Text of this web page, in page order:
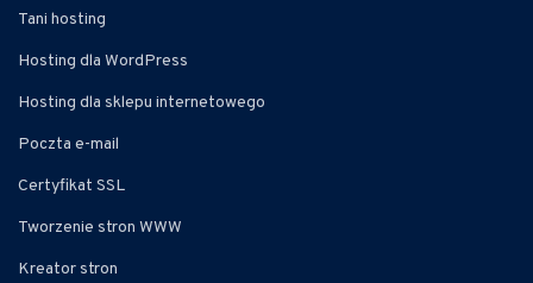
Tani hosting
Hosting dla WordPress
Hosting dla sklepu internetowego
Poczta e-mail
Certyfikat SSL
Tworzenie stron WWW
Kreator stron